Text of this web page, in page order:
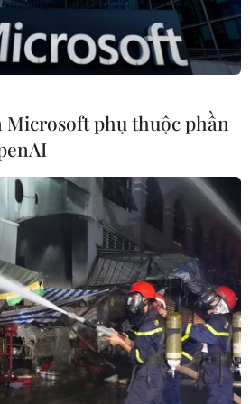
tử xuất khẩu ở nhà máy của Công ty
Việt Nam, 100% vốn Trung Quốc,
xã Hương Trà, thành phố Huế. (Ảnh:
Vũ Sinh/TTXVN)
dân thành phố Huế, giai
địa phương phấn đấu
Microsoft phụ thuộc phần